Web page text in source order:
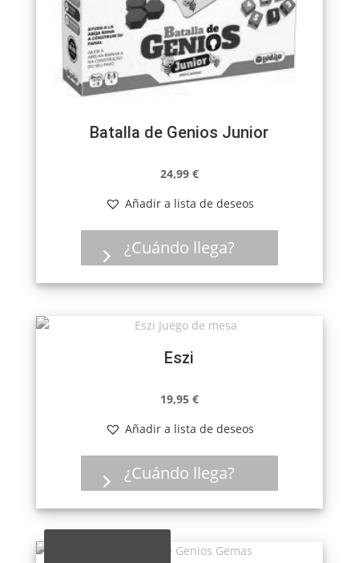
Batalla de Genios Junior
24,99 €
Añadir a lista de deseos
¿Cuándo llega?
Eszi
19,95 €
Añadir a lista de deseos
¿Cuándo llega?